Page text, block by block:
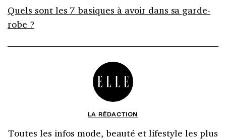
Quels sont les 7 basiques à avoir dans sa garde-
robe ?
LA RÉDACTION
Toutes les infos mode, beauté et lifestyle les plus